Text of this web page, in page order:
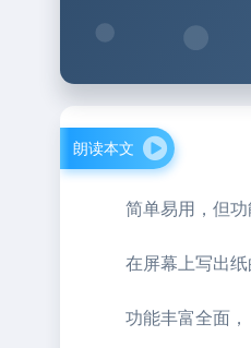
朗读本文
简单易用，但功
在屏幕上写出纸
功能丰富全面